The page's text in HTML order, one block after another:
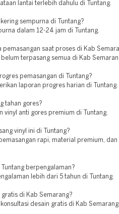
lantai terlebih dahulu di Tuntang.
sempurna di Tuntang?
dalam 12-24 jam di Tuntang.
pemasangan saat proses di Kab
belum terpasang semua di Kab
pemasangan di Tuntang?
laporan progres harian di Tuntang.
tahan gores?
vinyl anti gores premium di Tuntang.
vinyl ini di Tuntang?
rapi, material premium,
Tuntang berpengalaman?
lebih dari 5 tahun di Tuntang.
gratis di Kab Semarang?
konsultasi desain gratis di Kab